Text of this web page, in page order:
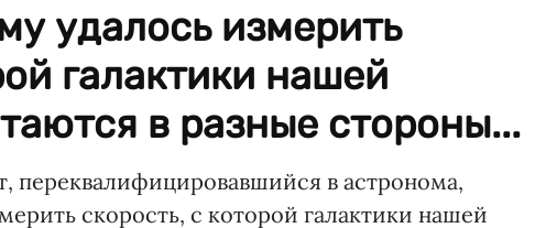
удалось измерить
галактики нашей
в разные стороны...
переквалифицировавшийся в астронома,
скорость, с которой галактики нашей